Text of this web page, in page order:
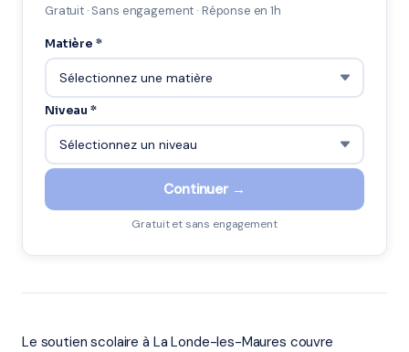
Gratuit · Sans engagement · Réponse en 1h
Matière *
Niveau *
Continuer →
Gratuit et sans engagement
Le soutien scolaire à La Londe-les-Maures couvre